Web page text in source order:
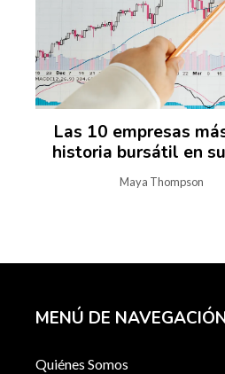
Las 10 empresas
historia bursátil en
Maya Thompson
MENÚ DE
Quiénes Somos